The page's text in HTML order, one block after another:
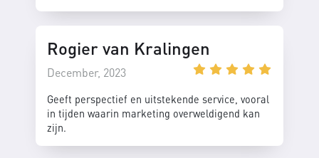
Rogier van Kralingen
December, 2023
Geeft perspectief en uitstekende service, vooral
in tijden waarin marketing overweldigend kan
zijn.